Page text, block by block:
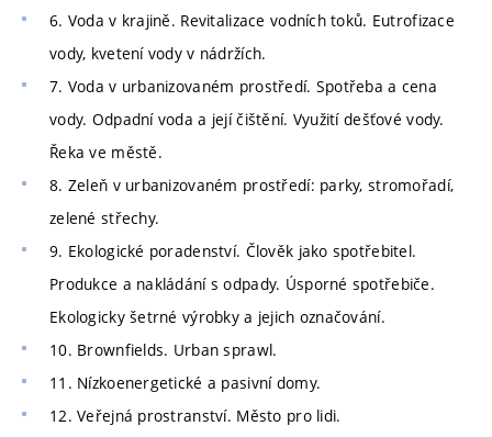
6. Voda v krajině. Revitalizace vodních toků. Eutrofizace
vody, kvetení vody v nádržích.
7. Voda v urbanizovaném prostředí. Spotřeba a cena
vody. Odpadní voda a její čištění. Využití dešťové vody.
Řeka ve městě.
8. Zeleň v urbanizovaném prostředí: parky, stromořadí,
zelené střechy.
9. Ekologické poradenství. Člověk jako spotřebitel.
Produkce a nakládání s odpady. Úsporné spotřebiče.
Ekologicky šetrné výrobky a jejich označování.
10. Brownfields. Urban sprawl.
11. Nízkoenergetické a pasivní domy.
12. Veřejná prostranství. Město pro lidi.